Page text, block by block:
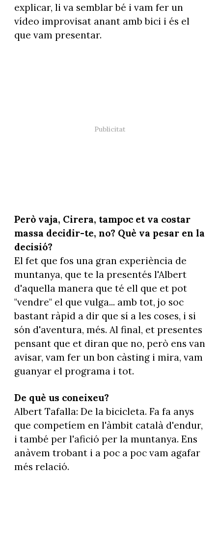
explicar, li va semblar bé i vam fer un
vídeo improvisat anant amb bici i és el
que vam presentar.
Però vaja, Cirera, tampoc et va costar
massa decidir-te, no? Què va pesar en la
decisió?
El fet que fos una gran experiència de
muntanya, que te la presentés l'Albert
d'aquella manera que té ell que et pot
"vendre" el que vulga... amb tot, jo soc
bastant ràpid a dir que sí a les coses, i si
són d'aventura, més. Al final, et presentes
pensant que et diran que no, però ens van
avisar, vam fer un bon càsting i mira, vam
guanyar el programa i tot.
De què us coneixeu?
Albert Tafalla: De la bicicleta. Fa fa anys
que competíem en l'àmbit català d'endur,
i també per l'afició per la muntanya. Ens
anàvem trobant i a poc a poc vam agafar
més relació.